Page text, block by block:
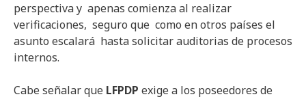
perspectiva y apenas comienza al realizar
verificaciones, seguro que como en otros países el
asunto escalará hasta solicitar auditorias de procesos
internos.
Cabe señalar que LFPDP exige a los poseedores de